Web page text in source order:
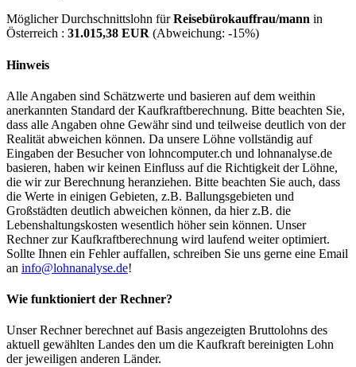
Möglicher Durchschnittslohn fürReisebürokauffrau/mann in
Österreich : 31.015,38 EUR (Abweichung: -15%)
Hinweis
Alle Angaben sind Schätzwerte und basieren auf dem weithin
anerkannten Standard der Kaufkraftberechnung. Bitte beachten Sie,
dass alle Angaben ohne Gewähr sind und teilweise deutlich von der
Realität abweichen können. Da unsere Löhne vollständig auf
Eingaben der Besucher von lohncomputer.ch und lohnanalyse.de
basieren, haben wir keinen Einfluss auf die Richtigkeit der Löhne,
die wir zur Berechnung heranziehen. Bitte beachten Sie auch, dass
die Werte in einigen Gebieten, z.B. Ballungsgebieten und
Großstädten deutlich abweichen können, da hier z.B. die
Lebenshaltungskosten wesentlich höher sein können. Unser
Rechner zur Kaufkraftberechnung wird laufend weiter optimiert.
Sollte Ihnen ein Fehler auffallen, schreiben Sie uns gerne eine Email
an info@lohnanalyse.de!
Wie funktioniert der Rechner?
Unser Rechner berechnet auf Basis angezeigten Bruttolohns des
aktuell gewählten Landes den um die Kaufkraft bereinigten Lohn
der jeweiligen anderen Länder.